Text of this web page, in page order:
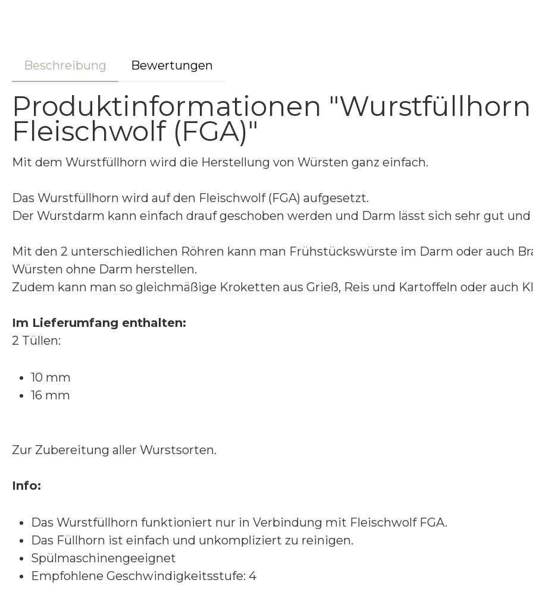
Beschreibung Bewertungen
Produktinformationen
Fleischwolf (FGA)"
Mit dem Wurstfüllhorn wird die Herstellung von Würsten ganz einfach.
Das Wurstfüllhorn wird auf den Fleischwolf (FGA) aufgesetzt.
Der Wurstdarm kann einfach drauf geschoben werden und Darm lässt sich sehr gut
Mit den 2 unterschiedlichen Röhren kann man Frühstückswürste im Darm oder auch
Würsten ohne Darm herstellen.
Zudem kann man so gleichmäßige Kroketten aus Grieß, Reis und Kartoffeln oder auch
Im Lieferumfang enthalten:
2 Tüllen:
10 mm
16 mm
Zur Zubereitung aller Wurstsorten.
Info:
Das Wurstfüllhorn funktioniert nur in Verbindung mit Fleischwolf FGA.
Das Füllhorn ist einfach und unkompliziert zu reinigen.
Spülmaschinengeeignet
Empfohlene Geschwindigkeitsstufe: 4